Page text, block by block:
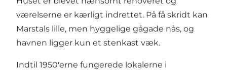
værelserne er kærligt indrettet. På få skridt kan
Marstals lille, men hyggelige gågade nås, og
havnen ligger kun et stenkast væk.
Indtil 1950'erne fungerede lokalerne i